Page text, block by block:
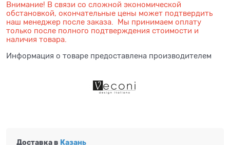
Внимание! В связи со сложной экономической
обстановкой, окончательные цены может подтвердить
наш менеджер после заказа. Мы принимаем оплату
только после полного подтверждения стоимости и
наличия товара.
Информация о товаре предоставлена производителем
Доставка в Казань